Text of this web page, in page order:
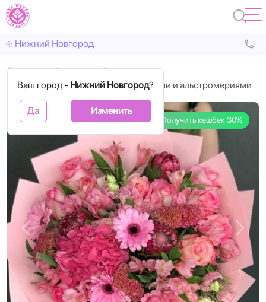
Нижний Новгород
Ваш город - Нижний Новгород?
Да Изменить
Главная
Авторские букеты
Изящный букет с розовыми розами и альстромериями
Получить кешбек 30%
Назад